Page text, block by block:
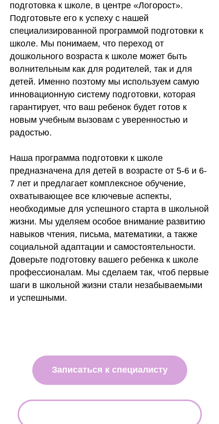
подготовка к школе, в центре «Логорост».
Подготовьте его к успеху с нашей
специализированной программой подготовки к
школе. Мы понимаем, что переход от
дошкольного возраста к школе может быть
волнительным как для родителей, так и для
детей. Именно поэтому мы используем самую
инновационную систему подготовки, которая
гарантирует, что ваш ребенок будет готов к
новым учебным вызовам с уверенностью и
радостью.
Наша программа подготовки к школе
предназначена для детей в возрасте от 5-6 и 6-
7 лет и предлагает комплексное обучение,
охватывающее все ключевые аспекты,
необходимые для успешного старта в школьной
жизни. Мы уделяем особое внимание развитию
навыков чтения, письма, математики, а также
социальной адаптации и самостоятельности.
Доверьте подготовку вашего ребенка к школе
профессионалам. Мы сделаем так, чтоб первые
шаги в школьной жизни стали незабываемыми
и успешными.
Записаться к специалисту